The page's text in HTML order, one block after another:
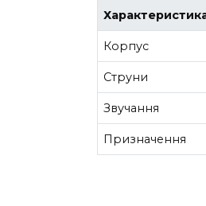
Корпус
Струни
Звучання
Призначення